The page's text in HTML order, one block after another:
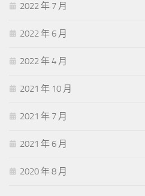
2022 年 7 月
2022 年 6 月
2022 年 4 月
2021 年 10 月
2021 年 7 月
2021 年 6 月
2020 年 8 月